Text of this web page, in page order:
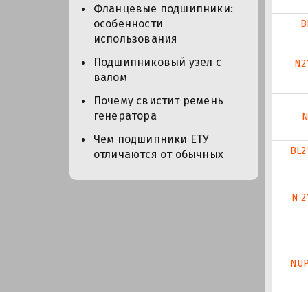
Фланцевые подшипники:
особенности
использования
Подшипниковый узел с
валом
Почему свистит ремень
генератора
Чем подшипники ЕТУ
отличаются от обычных
N